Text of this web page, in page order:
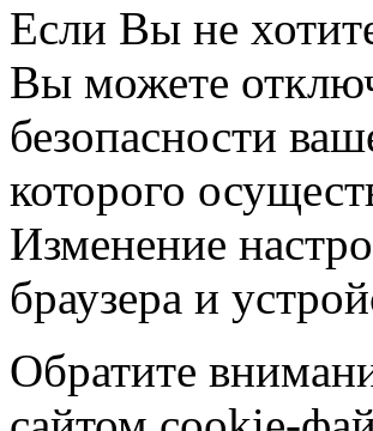
Если Вы не
Вы можете
безопасности
которого
Изменение
браузера и
Обратите